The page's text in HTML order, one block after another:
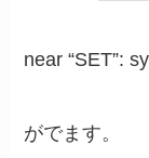
near “SET”:
がでます。